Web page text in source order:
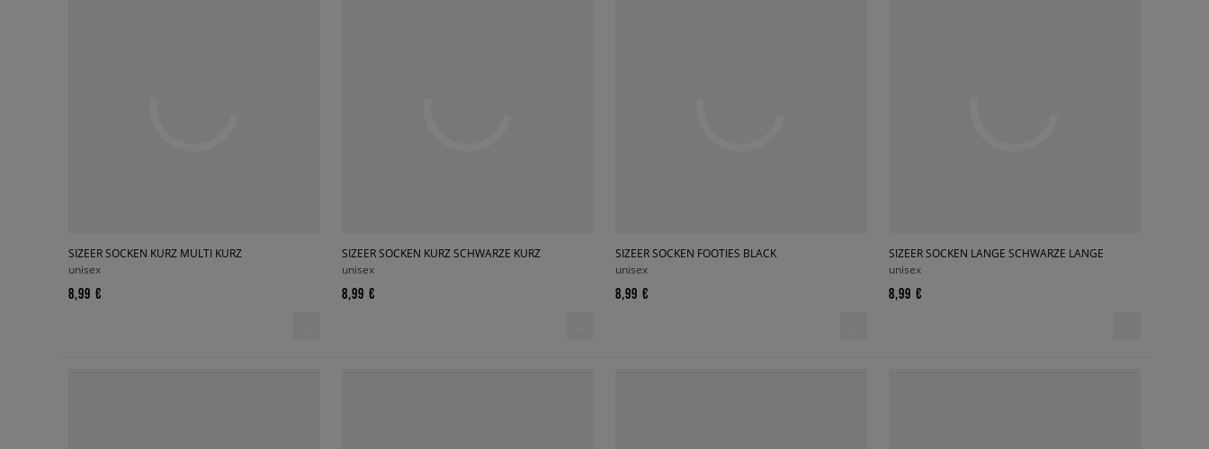
SIZEER SOCKEN KURZ MULTI KURZ
unisex
8,99 €
SIZEER SOCKEN KURZ SCHWARZE KURZ
unisex
8,99 €
SIZEER SOCKEN FOOTIES BLACK
unisex
8,99 €
SIZEER SOCKEN LANGE SCHWARZE LANGE
unisex
8,99 €